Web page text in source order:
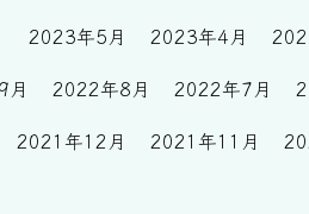
2023年5月 2023年4月
2022年8月 2022年7月
2021年12月 2021年11月